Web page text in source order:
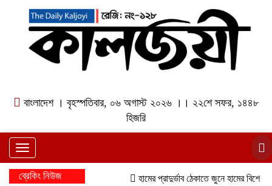
বাংলাদেশ । বৃহস্পতিবার, ০৬ অগাস্ট ২০২৬ ।। ২২শে সফর, ১৪৪৮
হিজরি
Toggle
navigation
ব্রেকিং নিউজ হামের প্রাদুর্ভাব ঠেকাতে জুনে হামের বিশেষ